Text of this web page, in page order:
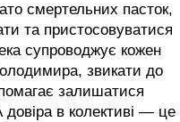
смертельних пасток,
та пристосовуватися
супроводжує кожен
звикати до
залишатися
в колективі — це